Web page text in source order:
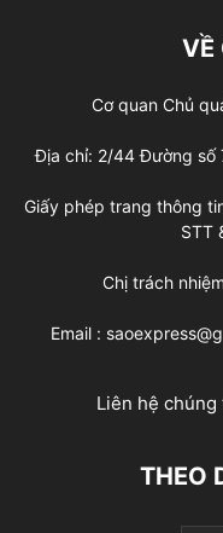
VỀ
Cơ quan Chủ
Địa chỉ: 2/44 Đường số
Giấy phép trang thông
STT
Chị trách
Email :
Liên hệ chúng
THEO